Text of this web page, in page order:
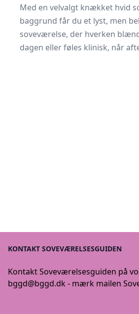
Med en velvalgt knækket hvid
baggrund får du et lyst, men
soveværelse, der hverken
dagen eller føles klinisk, når
KONTAKT SOVEVÆRELSESGUIDEN
Kontakt Soveværelsesguiden på
bggd@bggd.dk- mærk mailen